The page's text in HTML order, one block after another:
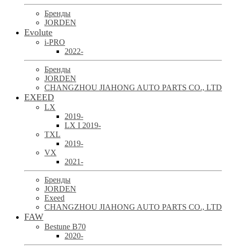
Бренды
JORDEN
Evolute
i-PRO
2022-
Бренды
JORDEN
CHANGZHOU JIAHONG AUTO PARTS CO., LTD
EXEED
LX
2019-
LX I 2019-
TXL
2019-
VX
2021-
Бренды
JORDEN
Exeed
CHANGZHOU JIAHONG AUTO PARTS CO., LTD
FAW
Bestune B70
2020-